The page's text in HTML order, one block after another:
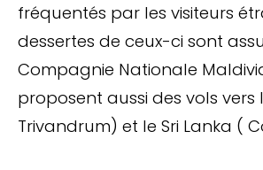
fréquentés par les visiteurs
dessertes de ceux-ci sont
Compagnie Nationale
proposent aussi des vols vers
Trivandrum) et le Sri Lanka (